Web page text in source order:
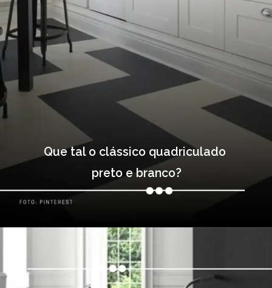
Que tal o clássico quadriculado
preto e branco?